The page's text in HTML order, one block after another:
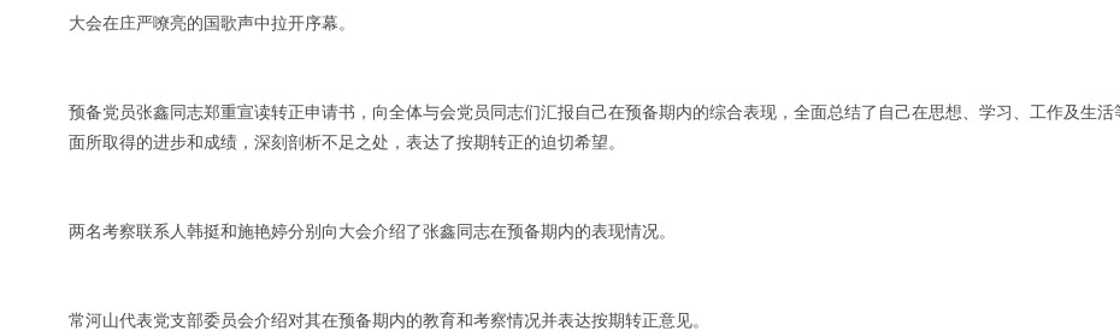
大会在庄严嘹亮的国歌声中拉开序幕。
预备党员张鑫同志郑重宣读转正申请书，向全体与会党员同志们汇报自己在预备期内的综合表现，全面总结了自己在思想、学习、工作及生活
面所取得的进步和成绩，深刻剖析不足之处，表达了按期转正的迫切希望。
两名考察联系人韩挺和施艳婷分别向大会介绍了张鑫同志在预备期内的表现情况。
常河山代表党支部委员会介绍对其在预备期内的教育和考察情况并表达按期转正意见。